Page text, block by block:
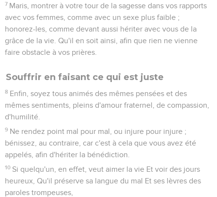
7 Maris, montrer à votre tour de la sagesse dans vos rapports
avec vos femmes, comme avec un sexe plus faible ;
honorez-les, comme devant aussi hériter avec vous de la
grâce de la vie. Qu'il en soit ainsi, afin que rien ne vienne
faire obstacle à vos prières.
Souffrir en faisant ce qui est juste
8 Enfin, soyez tous animés des mêmes pensées et des
mêmes sentiments, pleins d'amour fraternel, de compassion,
d'humilité.
9 Ne rendez point mal pour mal, ou injure pour injure ;
bénissez, au contraire, car c'est à cela que vous avez été
appelés, afin d'hériter la bénédiction.
10 Si quelqu'un, en effet, veut aimer la vie Et voir des jours
heureux, Qu'il préserve sa langue du mal Et ses lèvres des
paroles trompeuses,